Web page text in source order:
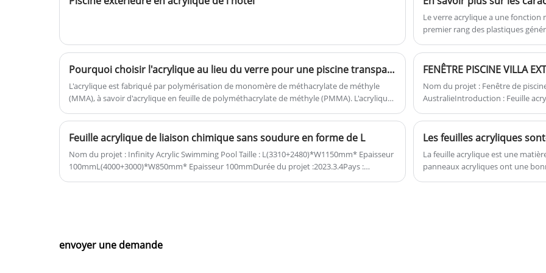
autres domaines.
Le verre acrylique a une fonction
premier rang des plastiques
Pourquoi choisir l'acrylique au lieu du verre pour une piscine transparente ?
L'acrylique est fabriqué par polymérisation de monomère de méthacrylate de méthyle
(MMA), à savoir d'acrylique en feuille de polyméthacrylate de méthyle (PMMA). L'acrylique
propriétés physiques de l'acrylique déterminent la base comme le meilleur choix pour les
matériaux de piscine transparents.
FENÊTRE PISCINE VILLA
Nom du projet : Fenêtre de
AustralieIntroduction : Feuille
Feuille acrylique de liaison chimique sans soudure en forme de L
Nom du projet : Infinity Acrylic Swimming Pool Taille : L(3310+2480)*W1150mm* Epaisseur
100mmL(4000+3000)*W850mm* Epaisseur 100mmDurée du projet :2023.3.4Pays :
Les feuilles acryliques
La feuille acrylique est une
panneaux acryliques ont une
envoyer une demande